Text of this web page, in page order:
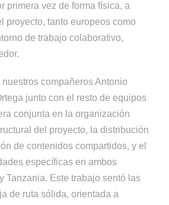
primera vez de forma física, a
proyecto, tanto europeos como
de trabajo colaborativo,
compañeros Antonio
junto con el resto de equipos
conjunta en la organización
del proyecto, la distribución
de contenidos compartidos, y el
específicas en ambos
Tanzania. Este trabajo sentó las
de ruta sólida, orientada a